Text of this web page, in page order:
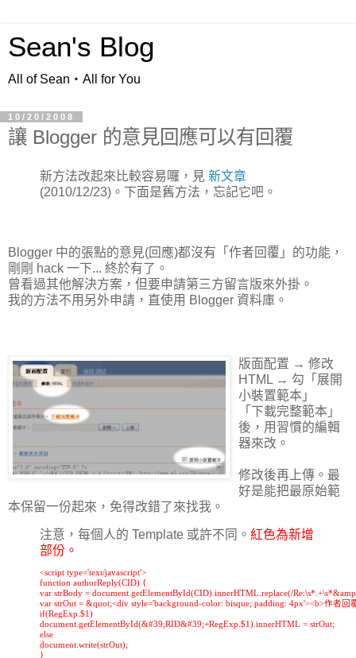
Sean's Blog
All of Sean‧All for You
10/20/2008
讓 Blogger 的意見回應可以有回覆
新方法改起來比較容易囉，見 新文章
(2010/12/23)。下面是舊方法，忘記它吧。
Blogger 中的張點的意見(回應)都沒有「作者回覆」的功能，
剛剛 hack 一下... 終於有了。
曾看過其他解決方案，但要申請第三方留言版來外掛。
我的方法不用另外申請，直使用 Blogger 資料庫。
版面配置 → 修改
HTML → 勾「展開
小裝置範本」
「下載完整範本」
後，用習慣的編輯
器來改。
修改後再上傳。最
好是能把最原始範
本保留一份起來，免得改錯了來找我。
注意，每個人的 Template 或許不同。 紅色為新增
部份。
<script type='text/javascript'>
function authorReply(CID) {
var strBody = document.getElementById(CID).innerHTML.replace(/
var strOut = &quot;<div style='background-color: bisque; padding: 4px'><b>作者
if(RegExp.$1)
document.getElementById(&#39;RID&#39;+RegExp.$1).innerHTML = strOut;
else
document.write(strOut);
}